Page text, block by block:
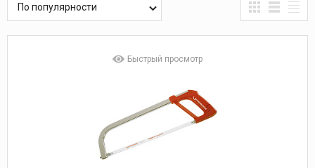
По популярности
Быстрый просмотр